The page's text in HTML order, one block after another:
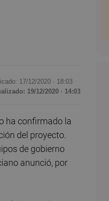
17/12/2020 · 18:03
19/12/2020 · 14:03
ha confirmado la
del proyecto.
de gobierno
anunció, por